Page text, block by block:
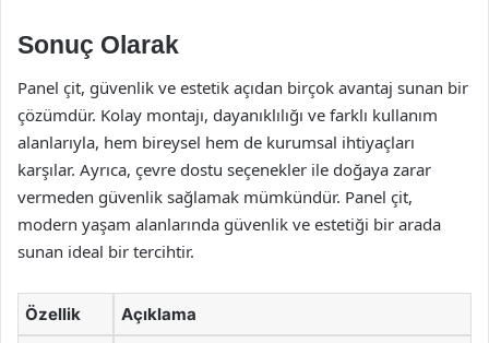
Sonuç Olarak
Panel çit, güvenlik ve estetik açıdan birçok avantaj sunan bir
çözümdür. Kolay montajı, dayanıklılığı ve farklı kullanım
alanlarıyla, hem bireysel hem de kurumsal ihtiyaçları
karşılar. Ayrıca, çevre dostu seçenekler ile doğaya zarar
vermeden güvenlik sağlamak mümkündür. Panel çit,
modern yaşam alanlarında güvenlik ve estetiği bir arada
sunan ideal bir tercihtir.
Özellik Açıklama